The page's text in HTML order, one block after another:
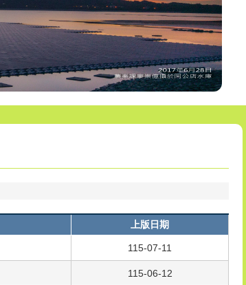
上版日期
115-07-11
115-06-12